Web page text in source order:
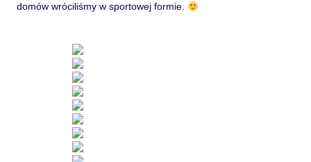
domów wróciliśmy w sportowej formie.